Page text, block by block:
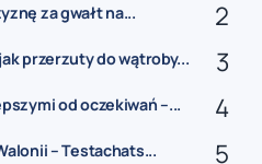
za gwałt na...
przerzuty do wątroby...
od oczekiwań –...
– Testachats...